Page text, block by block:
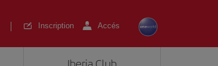
Inscription Accés